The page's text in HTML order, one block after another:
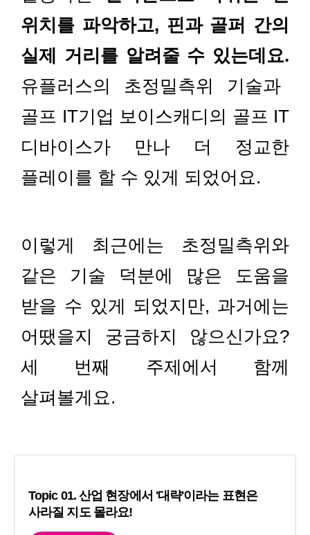
위치를 파악하고, 핀과 골퍼 간의
실제 거리를 알려줄 수 있는데요.
유플러스의 초정밀측위 기술과
골프 IT기업 보이스캐디의 골프 IT
디바이스가 만나 더 정교한
플레이를 할 수 있게 되었어요.
이렇게 최근에는 초정밀측위와
같은 기술 덕분에 많은 도움을
받을 수 있게 되었지만, 과거에는
어땠을지 궁금하지 않으신가요?
세 번째 주제에서 함께
살펴볼게요.
Topic 01. 산업 현장에서 '대략'이라는 표현은
사라질 지도 몰라요!